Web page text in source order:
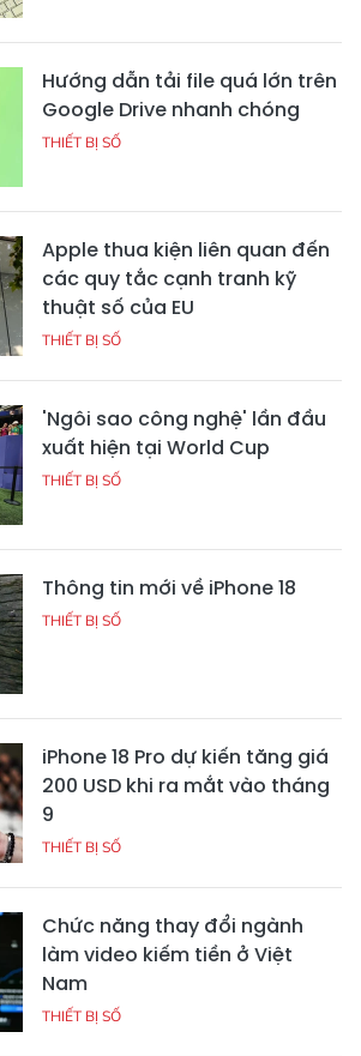
Hướng dẫn tải file quá lớn trên
Google Drive nhanh chóng
THIẾT BỊ SỐ
Apple thua kiện liên quan đến
các quy tắc cạnh tranh kỹ
thuật số của EU
THIẾT BỊ SỐ
'Ngôi sao công nghệ' lần đầu
xuất hiện tại World Cup
THIẾT BỊ SỐ
Thông tin mới về iPhone 18
THIẾT BỊ SỐ
iPhone 18 Pro dự kiến tăng giá
200 USD khi ra mắt vào tháng
9
THIẾT BỊ SỐ
Chức năng thay đổi ngành
làm video kiếm tiền ở Việt
Nam
THIẾT BỊ SỐ